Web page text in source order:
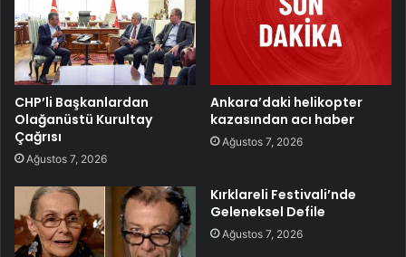
CHP’li Başkanlardan
Olağanüstü Kurultay
Çağrısı
Ağustos 7, 2026
Ankara’daki helikopter
kazasından acı haber
Ağustos 7, 2026
Kırklareli Festivali’nde
Geleneksel Defile
Ağustos 7, 2026